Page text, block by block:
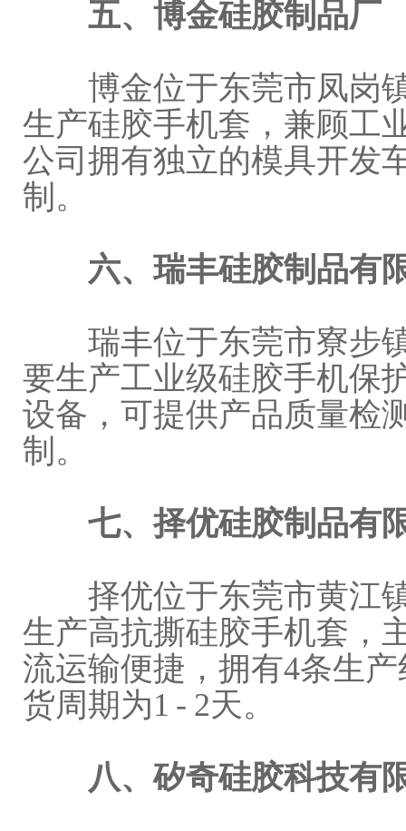
五、博金硅胶制品厂
博金位于东莞市凤岗镇
生产硅胶手机套，兼顾工
公司拥有独立的模具开发
制。
六、瑞丰硅胶制品有
瑞丰位于东莞市寮步镇
要生产工业级硅胶手机保
设备，可提供产品质量检
制。
七、择优硅胶制品有
择优位于东莞市黄江镇
生产高抗撕硅胶手机套，
流运输便捷，拥有4条生
货周期为1 - 2天。
八、矽奇硅胶科技有